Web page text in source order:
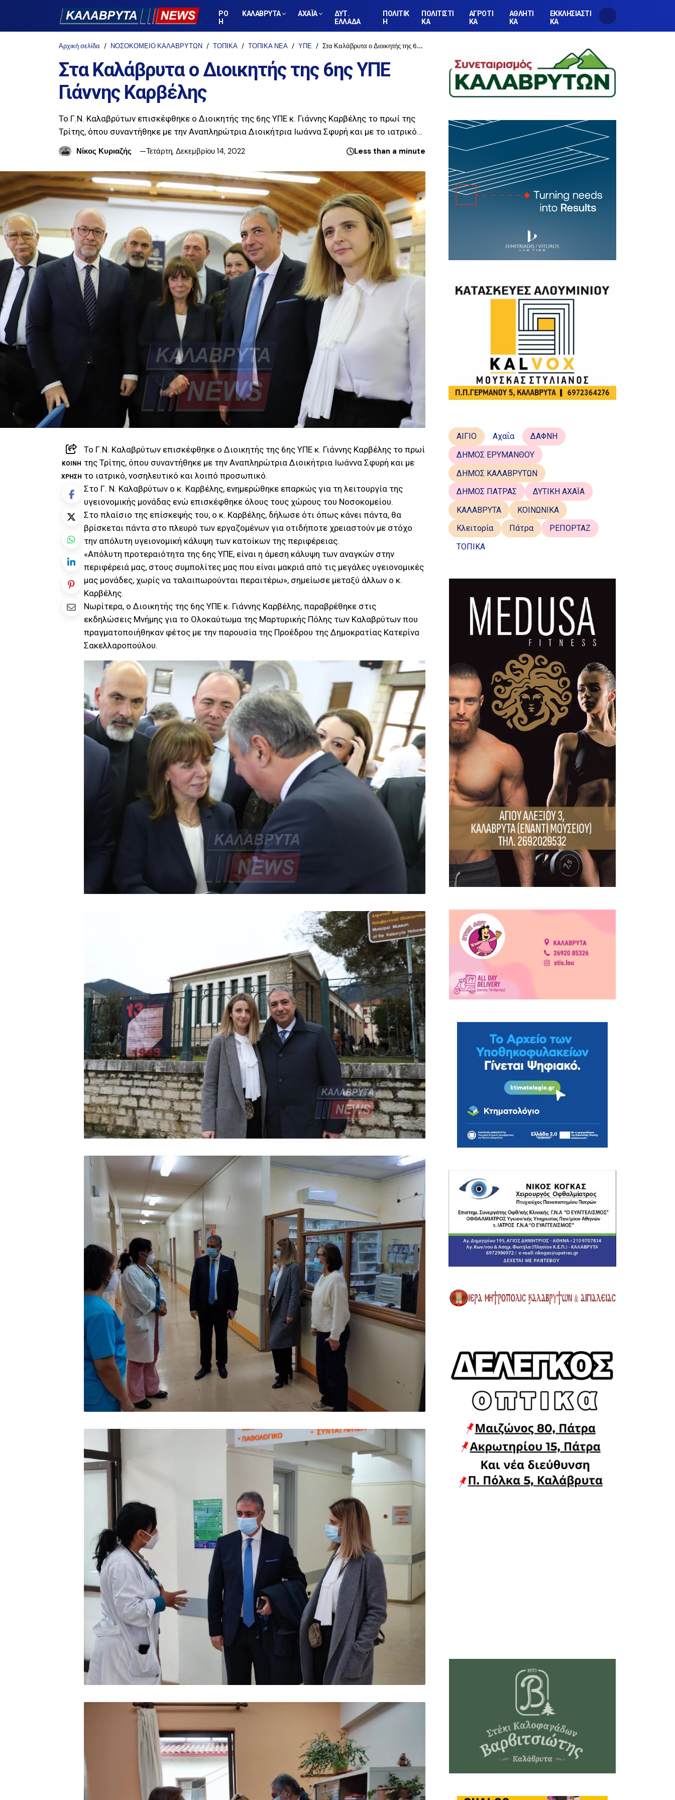
ΡΟ
Η
ΚΑΛΑΒΡΥΤΑ ΑΧΑΪΑ
ΔΥΤ.
ΕΛΛΑΔΑ
ΠΟΛΙΤΙΚ
Η
ΠΟΛΙΤΙΣΤΙ
ΚΑ
ΑΓΡΟΤΙ
ΚΑ
ΑΘΛΗΤΙ
ΚΑ
ΕΚΚΛΗΣΙΑΣΤΙ
ΚΑ
Αρχική σελίδα ΝΟΣΟΚΟΜΕΙΟ ΚΑΛΑΒΡΥΤΩΝ ΤΟΠΙΚΑ ΤΟΠΙΚΑ ΝΕΑ ΥΠΕ Στα Καλάβρυτα ο Διοικητής της 6ης ΥΠΕ Γιάννης Καρβέλης
Στα Καλάβρυτα ο Διοικητής της 6ης ΥΠΕ
Γιάννης Καρβέλης
Το Γ.Ν. Καλαβρύτων επισκέφθηκε ο Διοικητής της 6ης ΥΠΕ κ. Γιάννης Καρβέλης το πρωί της
Τρίτης, όπου συναντήθηκε με την Αναπληρώτρια Διοικήτρια Ιωάννα Σφυρή και με το ιατρικό…
Νίκος Κυριαζής
Τετάρτη, Δεκεμβρίου 14, 2022 Less than a minute
ΚΟΙΝΉ
ΧΡΉΣΗ
Το Γ.Ν. Καλαβρύτων επισκέφθηκε ο Διοικητής της 6ης ΥΠΕ κ. Γιάννης Καρβέλης το πρωί
της Τρίτης, όπου συναντήθηκε με την Αναπληρώτρια Διοικήτρια Ιωάννα Σφυρή και με
το ιατρικό, νοσηλευτικό και λοιπό προσωπικό.
Στο Γ. Ν. Καλαβρύτων ο κ. Καρβέλης, ενημερώθηκε επαρκώς για τη λειτουργία της
υγειονομικής μονάδας ενώ επισκέφθηκε όλους τους χώρους του Νοσοκομείου.
Στο πλαίσιο της επίσκεψής του, ο κ. Καρβέλης, δήλωσε ότι όπως κάνει πάντα, θα
βρίσκεται πάντα στο πλευρό των εργαζομένων για οτιδήποτε χρειαστούν με στόχο
την απόλυτη υγειονομική κάλυψη των κατοίκων της περιφέρειας.
«Απόλυτη προτεραιότητα της 6ης ΥΠΕ, είναι η άμεση κάλυψη των αναγκών στην
περιφέρειά μας, στους συμπολίτες μας που είναι μακριά από τις μεγάλες υγειονομικές
μας μονάδες, χωρίς να ταλαιπωρούνται περαιτέρω», σημείωσε μεταξύ άλλων ο κ.
Καρβέλης.
Νωρίτερα, ο Διοικητής της 6ης ΥΠΕ κ. Γιάννης Καρβέλης, παραβρέθηκε στις
εκδηλώσεις Μνήμης για το Ολοκαύτωμα της Μαρτυρικής Πόλης των Καλαβρύτων που
πραγματοποιήθηκαν φέτος με την παρουσία της Προέδρου της Δημοκρατίας Κατερίνα
Σακελλαροπούλου.
ΑΙΓΙΟ Αχαΐα
ΔΑΦΝΗ
ΔΗΜΟΣ ΕΡΥΜΑΝΘΟΥ
ΔΗΜΟΣ ΚΑΛΑΒΡΥΤΩΝ
ΔΗΜΟΣ ΠΑΤΡΑΣ
ΔΥΤΙΚΗ ΑΧΑΪΑ
ΚΑΛΑΒΡΥΤΑ
ΚΟΙΝΩΝΙΚΑ
Κλειτορία
Πάτρα
ΡΕΠΟΡΤΑΖ
ΤΟΠΙΚΑ